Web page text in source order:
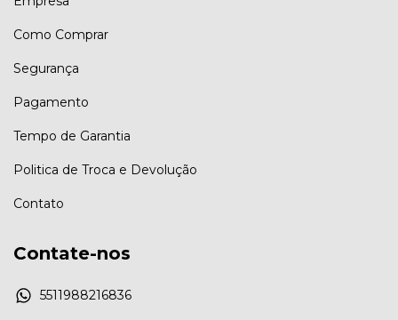
Como Comprar
Segurança
Pagamento
Tempo de Garantia
Politica de Troca e Devolução
Contato
Contate-nos
5511988216836